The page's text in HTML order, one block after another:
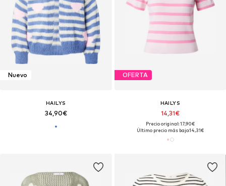
Nuevo
HAILYS
34,90€
OFERTA
HAILYS
14,31€
Precio original: 17,90€
Último precio más bajo:14,31€